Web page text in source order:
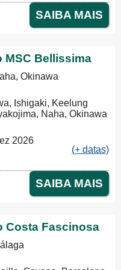
SAIBA MAIS
MSC Bellissima
Okinawa
Ishigaki, Keelung
Naha, Okinawa
2026
(+ datas)
SAIBA MAIS
Costa Fascinosa